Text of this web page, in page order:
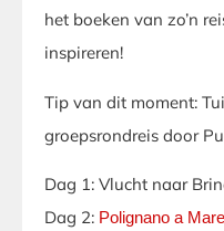
het boeken van zo’n
inspireren!
Tip van dit moment:
groepsrondreis door
Dag 1: Vlucht naar
Dag 2: Polignano a Mare